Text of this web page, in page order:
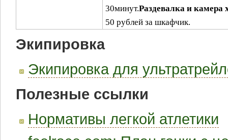
30минут.Раздевалка и камера
50 рублей за шкафчик.
Экипировка
Экипировка для
Полезные ссылки
Нормативы легкой атлетики